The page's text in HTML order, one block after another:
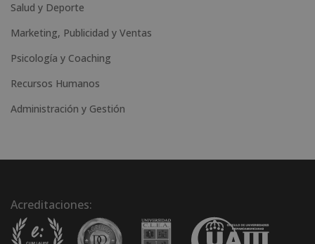
Salud y Deporte
Marketing, Publicidad y Ventas
Psicología y Coaching
Recursos Humanos
Administración y Gestión
Acreditaciones: